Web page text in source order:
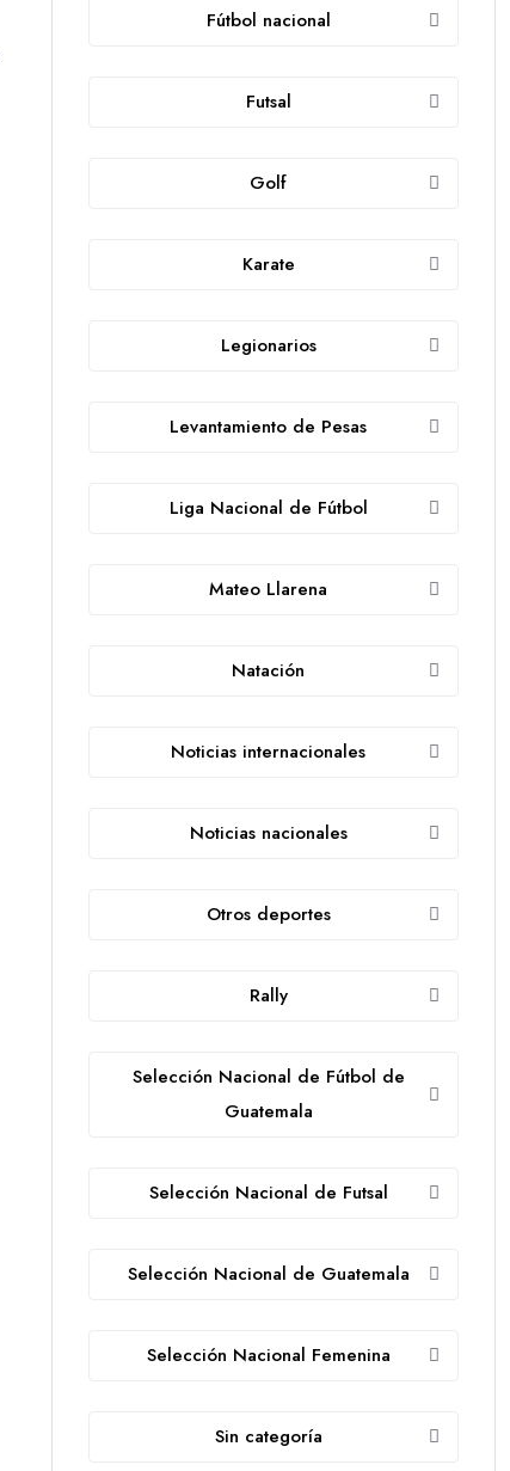
Fútbol nacional
Futsal
Golf
Karate
Legionarios
Levantamiento de Pesas
Liga Nacional de Fútbol
Mateo Llarena
Natación
Noticias internacionales
Noticias nacionales
Otros deportes
Rally
Selección Nacional de Fútbol de
Guatemala
Selección Nacional de Futsal
Selección Nacional de Guatemala
Selección Nacional Femenina
Sin categoría